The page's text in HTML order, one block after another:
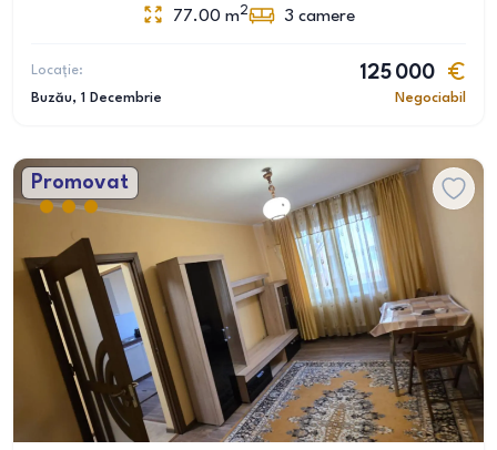
77.00 m2 3 camere
Locație:
Buzău, 1 Decembrie
125 000
Negociabil
Promovat